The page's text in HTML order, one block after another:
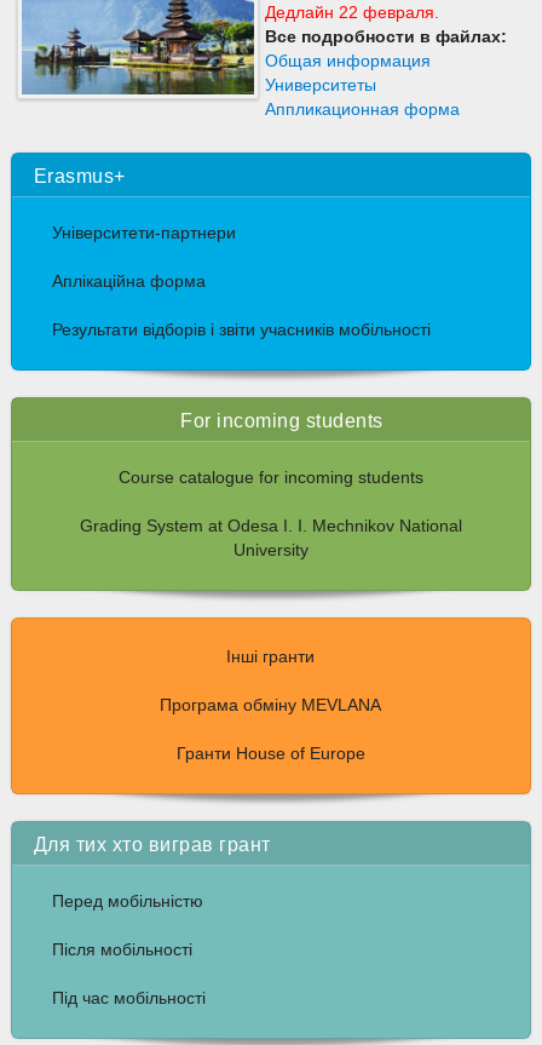
Дедлайн 22 февраля.
Все подробности в файлах:
Общая информация
Университеты
Аппликационная форма
Erasmus+
Університети-партнери
Аплікаційна форма
Результати відборів і звіти учасників мобільності
For incoming students
Course catalogue for incoming students
Grading System at Odesa I. I. Mechnikov National
University
Інші гранти
Програма обміну MEVLANA
Гранти House of Europe
Для тих хто виграв грант
Перед мобільністю
Після мобільності
Під час мобільності